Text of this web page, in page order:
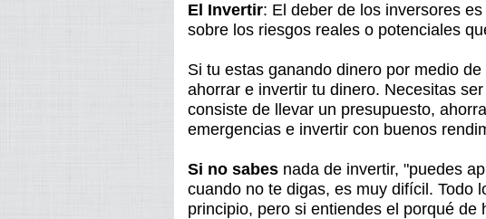
El Invertir: El deber de los inversores
sobre los riesgos reales o potenciales
Si tu estas ganando dinero por medio
ahorrar e invertir tu dinero. Necesitas
consiste de llevar un presupuesto,
emergencias e invertir con buenos
Si no sabes nada de invertir, "puedes
cuando no te digas, es muy difícil. Todo
principio, pero si entiendes el porqué de